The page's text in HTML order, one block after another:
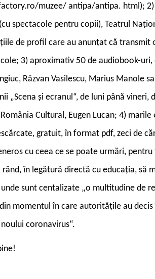
muzee/ antipa/antipa. html); 2)
spectacole pentru copii), Teatrul
de profil care au anunțat că transmit
3) aproximativ 50 de audiobook-
Răzvan Vasilescu, Marius Manole
„Scena și ecranul“, de luni până vineri,
Cultural, Eugen Lucan; 4)
gratuit, în format pdf, zeci de
cu ceea ce se poate urmări,
în legătură directă cu educația, să
sunt centalizate „o multitudine de
momentul în care autoritățile au decis
coronavirus“.